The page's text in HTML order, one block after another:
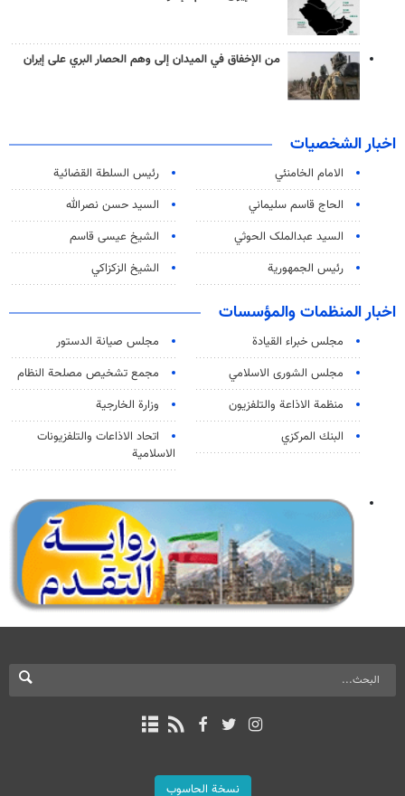
من الإخفاق في الميدان إلى وهم الحصار البري على إيران
اخبار الشخصيات
الامام الخامنئي
رئیس السلطة القضائیة
الحاج قاسم سليماني
السيد حسن نصرالله
السید عبدالملک الحوثي
الشيخ عيسى قاسم
رئيس الجمهورية
الشيخ الزكزاكي
اخبار المنظمات والمؤسسات
مجلس خبراء القيادة
مجلس صيانة الدستور
مجلس الشورى الاسلامي
مجمع تشخيص مصلحة النظام
منظمة الاذاعة والتلفزیون
وزارة الخارجية
البنك المركزي
اتحاد الاذاعات والتلفزيونات
الاسلامية
نسخة الحاسوب